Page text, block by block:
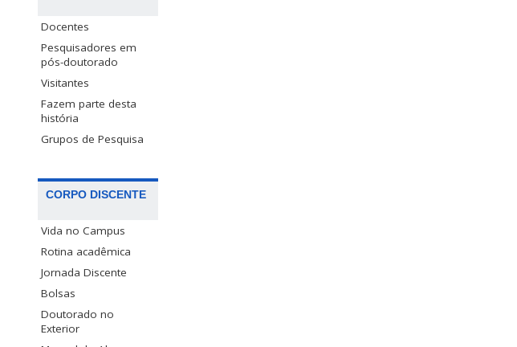
Docentes
Pesquisadores em
pós-doutorado
Visitantes
Fazem parte desta
história
Grupos de Pesquisa
CORPO DISCENTE
Vida no Campus
Rotina acadêmica
Jornada Discente
Bolsas
Doutorado no
Exterior